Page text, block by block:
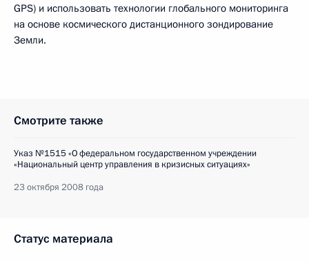
GPS) и использовать технологии глобального мониторинга
на основе космического дистанционного зондирование
Земли.
Смотрите также
Указ №1515 «О федеральном государственном учреждении
«Национальный центр управления в кризисных ситуациях»
23 октября 2008 года
Статус материала